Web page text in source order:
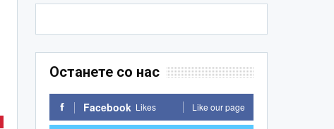
Останете со нас
Facebook Likes Like our page